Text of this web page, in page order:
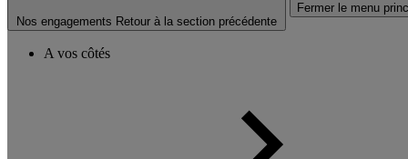
Nos engagements Retour à la section précédente
Fermer le menu
A vos côtés